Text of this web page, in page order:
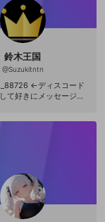
鈴木王国
@Suzukitntn
←ディスコード
て好きにメッセージよ